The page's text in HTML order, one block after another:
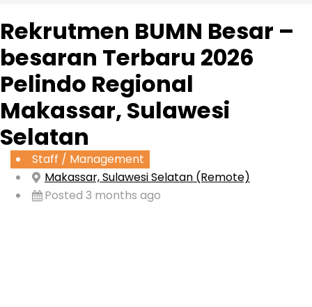
Rekrutmen BUMN Besar –
besaran Terbaru 2026
Pelindo Regional
Makassar, Sulawesi
Selatan
Staff / Management
Makassar, Sulawesi Selatan (Remote)
Posted 3 months ago